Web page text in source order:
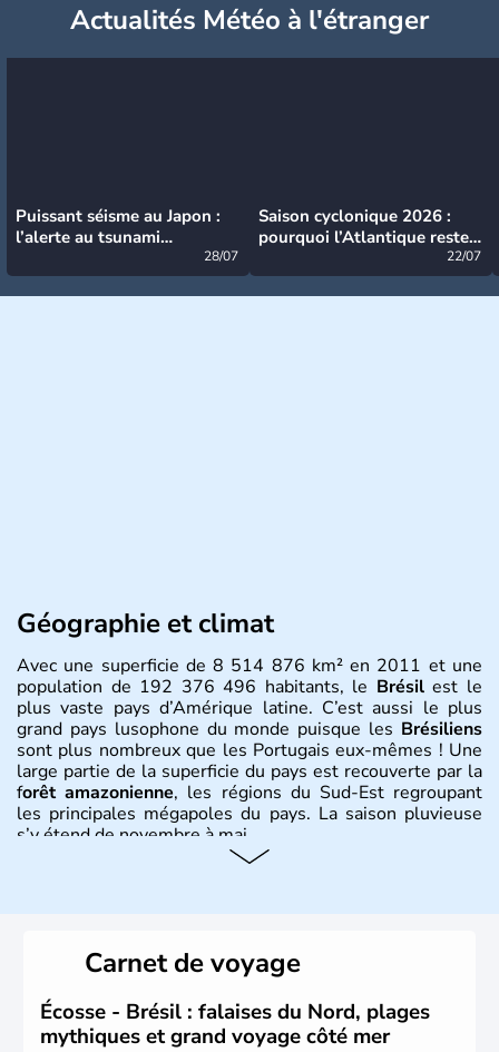
Actualités Météo à l'étranger
Puissant séisme au Japon :
l’alerte au tsunami
28/07
Saison cyclonique 2026 :
pourquoi l’Atlantique reste
22/07
Géographie et climat
Avec une superficie de 8 514 876 km² en 2011 et une
population de 192 376 496 habitants, le Brésilest le
plus vaste pays d’Amérique latine. C’est aussi le plus
grand pays lusophone du monde puisque les Brésiliens
sont plus nombreux que les Portugais eux-mêmes ! Une
large partie de la superficie du pays est recouverte par la
forêt amazonienne, les régions du Sud-Est regroupant
les principales mégapoles du pays. La saison pluvieuse
s’y étend de novembre à mai.
du Brésil ont été atteintes par le portugais Cabral en
1500. Durant le XVIe siècle, de très nombreux esclaves
venus d'Afrique ont permis une large exploitation des
ressources en sucre du pays.
Carnet de voyage
Écosse - Brésil : falaises du Nord, plages
mythiques et grand voyage côté mer